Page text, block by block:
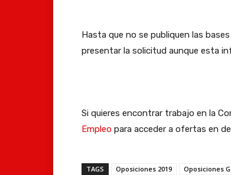
Hasta que no se publiquen las
presentar la solicitud aunque esta
Si quieres encontrar trabajo en la
Empleo para acceder a ofertas en
TAGS Oposiciones 2019 Oposiciones